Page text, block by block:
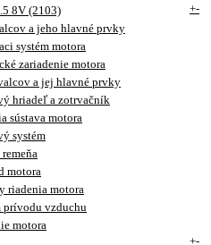
8V (2103)
+-
a jeho hlavné prvky
systém motora
zariadenie motora
a jej hlavné prvky
hriadeľ a zotrvačník
sústava motora
systém
motora
riadenia motora
prívodu vzduchu
motora
+-